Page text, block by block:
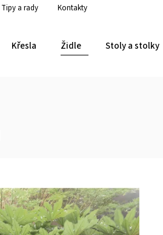
Tipy a rady Kontakty
Křesla Židle Stoly a stolky